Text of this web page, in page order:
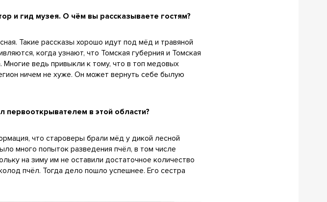
и гид музея. О чём вы рассказываете гостям?
Такие рассказы хорошо идут под мёд и травяной
когда узнают, что Томская губерния и Томская
ведь привыкли к тому, что в топ медовых
ничем не хуже. Он может вернуть себе былую
первооткрывателем в этой области?
что староверы брали мёд у дикой лесной
много попыток разведения пчёл, в том числе
на зиму им не оставили достаточное количество
пчёл. Тогда дело пошло успешнее. Его сестра